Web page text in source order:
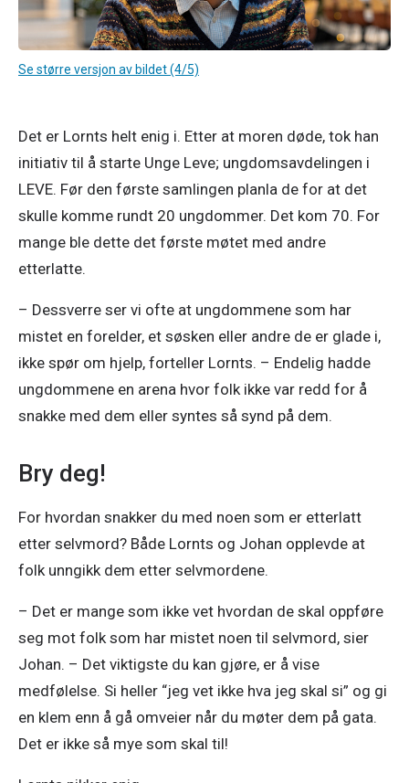
Se større versjon av bildet (4/5)
Det er Lornts helt enig i. Etter at moren døde, tok han
initiativ til å starte Unge Leve; ungdomsavdelingen i
LEVE. Før den første samlingen planla de for at det
skulle komme rundt 20 ungdommer. Det kom 70. For
mange ble dette det første møtet med andre
etterlatte.
– Dessverre ser vi ofte at ungdommene som har
mistet en forelder, et søsken eller andre de er glade i,
ikke spør om hjelp, forteller Lornts. – Endelig hadde
ungdommene en arena hvor folk ikke var redd for å
snakke med dem eller syntes så synd på dem.
Bry deg!
For hvordan snakker du med noen som er etterlatt
etter selvmord? Både Lornts og Johan opplevde at
folk unngikk dem etter selvmordene.
– Det er mange som ikke vet hvordan de skal oppføre
seg mot folk som har mistet noen til selvmord, sier
Johan. – Det viktigste du kan gjøre, er å vise
medfølelse. Si heller “jeg vet ikke hva jeg skal si” og gi
en klem enn å gå omveier når du møter dem på gata.
Det er ikke så mye som skal til!